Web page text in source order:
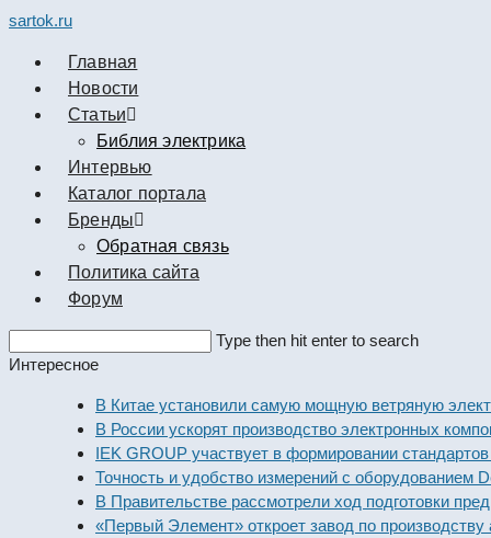
sartok.ru
Главная
Новости
Cтатьи
Библия электрика
Интервью
Каталог портала
Бренды
Обратная связь
Политика сайта
Форум
this
Type then hit enter to search
Интересное
В Китае установили самую мощную ветряную
В России ускорят производство электронных
IEK GROUP участвует в формировании стандартов
Точность и удобство измерений с оборудованием Dekraft
В Правительстве рассмотрели ход подготовки
«Первый Элемент» откроет завод по производству